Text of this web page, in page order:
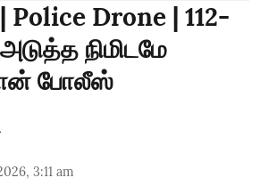
Police Drone | 112-
நிமிடமே
போலீஸ்
3:11 am